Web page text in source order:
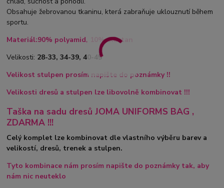
Obsahuje žebrovanou tkaninu, která zabraňuje uklouznutí během
sportu.
Materiál:90% polyamid, 10% elastan
Velikosti: 28-33, 34-39, 40-45
Velikost stulpen prosím napište do poznámky !!
Velikosti dresů a stulpen lze libovolně kombinovat !!!
Taška na sadu dresů JOMA UNIFORMS BAG ,
ZDARMA !!!
Celý komplet lze kombinovat dle vlastního výběru barev a
velikostí, dresů, trenek a stulpen.
Tyto kombinace nám prosím napište do poznámky tak, aby
nám nic neuteklo